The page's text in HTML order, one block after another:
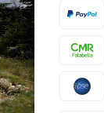
17
24
31